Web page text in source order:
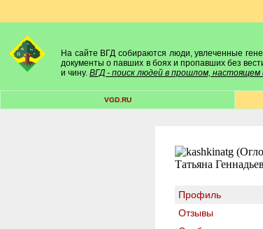
На сайте ВГД собираются люди, увлеченные
документы о павших в боях и пропавших без
и чину. ВГД - поиск людей в прошлом, настоящем
VGD.RU
Профиль
Отзывы